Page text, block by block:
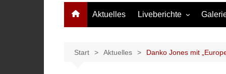
Aktuelles Liveberichte
Festivalberichte
Start Aktuelles Danko Jones mit